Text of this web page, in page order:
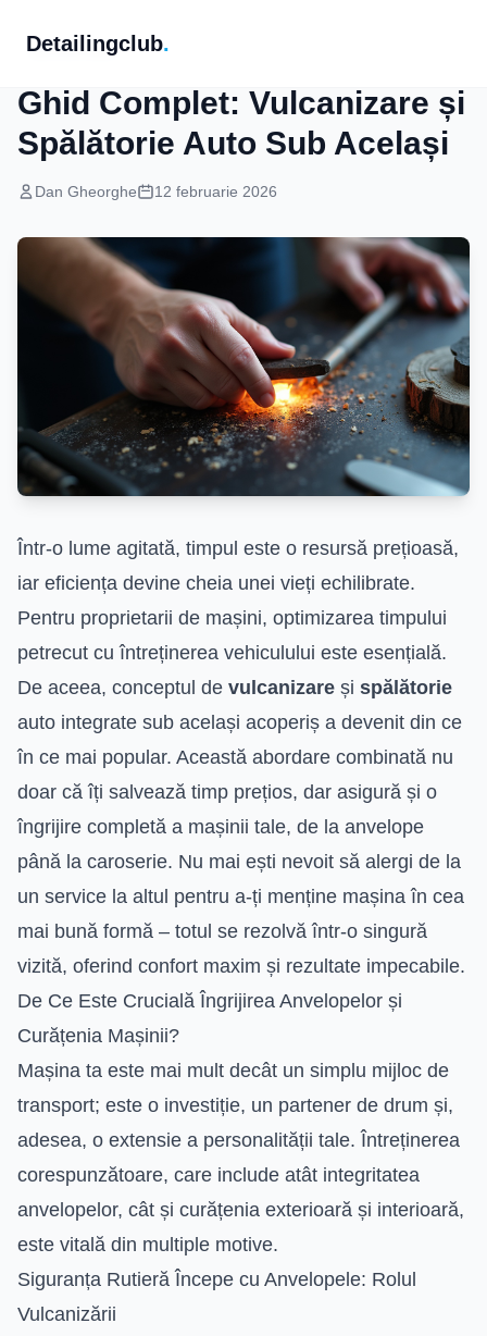
Detailingclub.
Servicii Auto
Ghid Complet: Vulcanizare și
Spălătorie Auto Sub Același
Dan Gheorghe 12 februarie 2026
Într-o lume agitată, timpul este o resursă prețioasă,
iar eficiența devine cheia unei vieți echilibrate.
Pentru proprietarii de mașini, optimizarea timpului
petrecut cu întreținerea vehiculului este esențială.
De aceea, conceptul de vulcanizare și spălătorie
auto integrate sub același acoperiș a devenit din ce
în ce mai popular. Această abordare combinată nu
doar că îți salvează timp prețios, dar asigură și o
îngrijire completă a mașinii tale, de la anvelope
până la caroserie. Nu mai ești nevoit să alergi de la
un service la altul pentru a-ți menține mașina în cea
mai bună formă – totul se rezolvă într-o singură
vizită, oferind confort maxim și rezultate impecabile.
De Ce Este Crucială Îngrijirea Anvelopelor și
Curățenia Mașinii?
Mașina ta este mai mult decât un simplu mijloc de
transport; este o investiție, un partener de drum și,
adesea, o extensie a personalității tale. Întreținerea
corespunzătoare, care include atât integritatea
anvelopelor, cât și curățenia exterioară și interioară,
este vitală din multiple motive.
Siguranța Rutieră Începe cu Anvelopele: Rolul
Vulcanizării